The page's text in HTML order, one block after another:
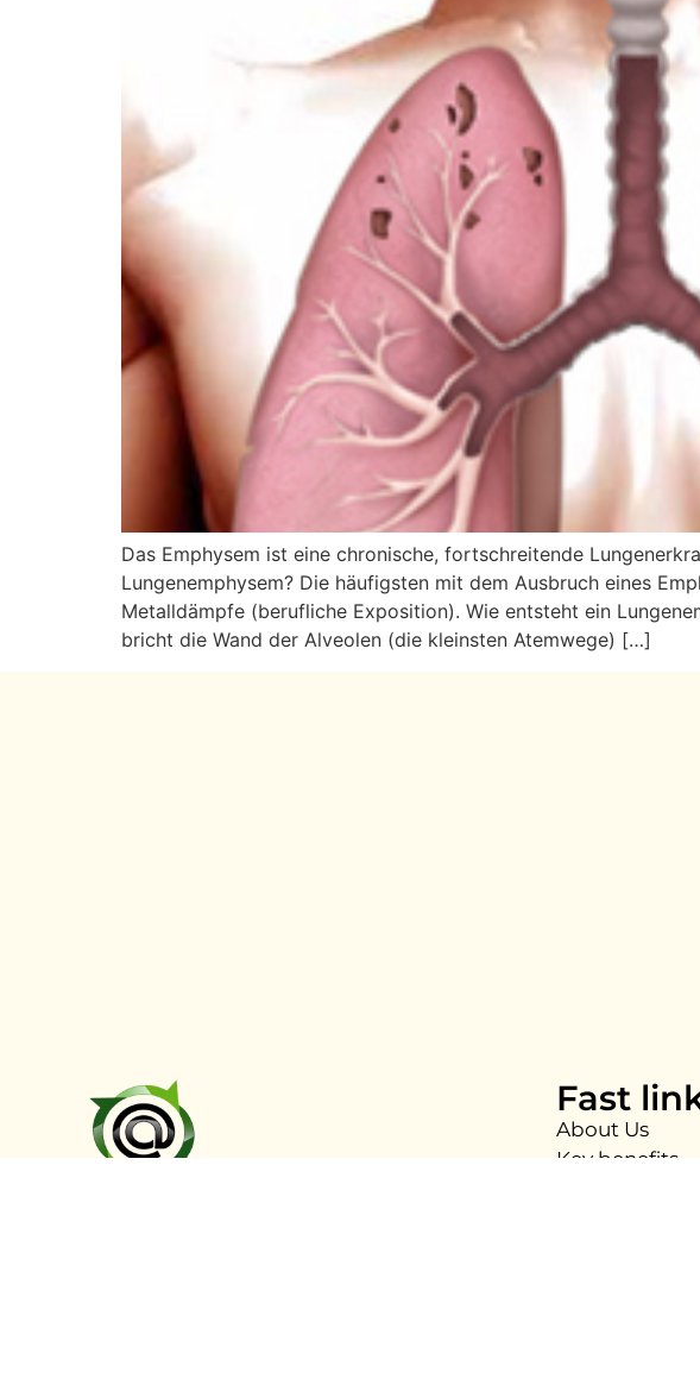
Das Emphysem ist eine chronische, fortschreitende
Lungenemphysem? Die häufigsten mit dem Ausbruch eines
Metalldämpfe (berufliche Exposition). Wie entsteht ein
bricht die Wand der Alveolen (die kleinsten Atemwege) […]
Fast
About Us
Key benefits